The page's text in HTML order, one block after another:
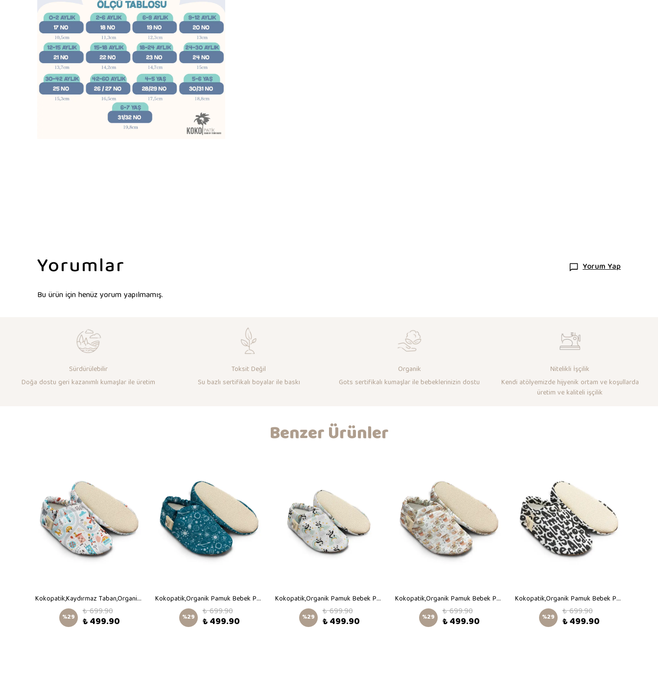
Yorumlar Yorum Yap
Bu ürün için henüz yorum yapılmamış.
Sürdürülebilir
Doğa dostu geri kazanımlı kumaşlar ile üretim
Toksit Değil
Su bazlı sertifikalı boyalar ile baskı
Organik
Gots sertifikalı kumaşlar ile bebeklerinizin dostu
Nitelikli İşçilik
Kendi atölyemizde hijyenik ortam ve koşullarda
üretim ve kaliteli işçilik
Benzer Ürünler
Kokopatik,Kaydırmaz Taban,Organik Pamuk Astarlı Ev Patiği,İlk Adım Ayakkabısı,Ütopya Desenli Patik
%29 ₺ 699.90
₺ 499.90
Kokopatik,Organik Pamuk Bebek Patiği,Kaydırmaz Taban,Yenidoğan Patik,Ev Kreş Ayakkabısı,Uzay Desen Patik
%29 ₺ 699.90
₺ 499.90
Kokopatik,Organik Pamuk Bebek Patiği,Kaydırmaz Taban,Yenidoğan Patik,Ev Kreş Ayakkabısı,Panda Desen Patik
%29 ₺ 699.90
₺ 499.90
Kokopatik,Organik Pamuk Bebek Patiği,Kaydırmaz Taban,Yenidoğan Patik,Ev Kreş Ayakkabısı,Bulutların Üstünde Desen Patik
%29 ₺ 699.90
₺ 499.90
Kokopatik,Organik Pamuk Bebek Patiği,Kaydırmaz Taban,Yenidoğan Patik,Ev Kreş Ayakkabısı,Alfabe Desen Patik
%29 ₺ 699.90
₺ 499.90